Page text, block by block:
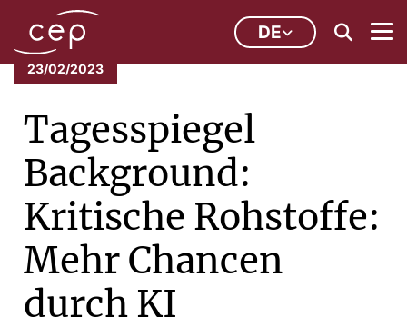
DE
23/02/2023
Tagesspiegel
Background:
Kritische Rohstoffe:
Mehr Chancen
durch KI